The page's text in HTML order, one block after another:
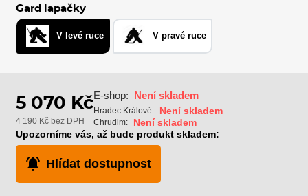
Gard lapačky
V levé ruce V pravé ruce
5 070 Kč
4 190 Kč bez DPH
E-shop: Není skladem
Hradec Králové: Není skladem
Chrudim:
Není skladem
Upozorníme vás, až bude produkt skladem:
Hlídat dostupnost